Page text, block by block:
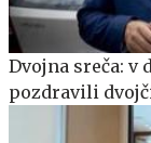
Dvojna sreča: v
pozdravili